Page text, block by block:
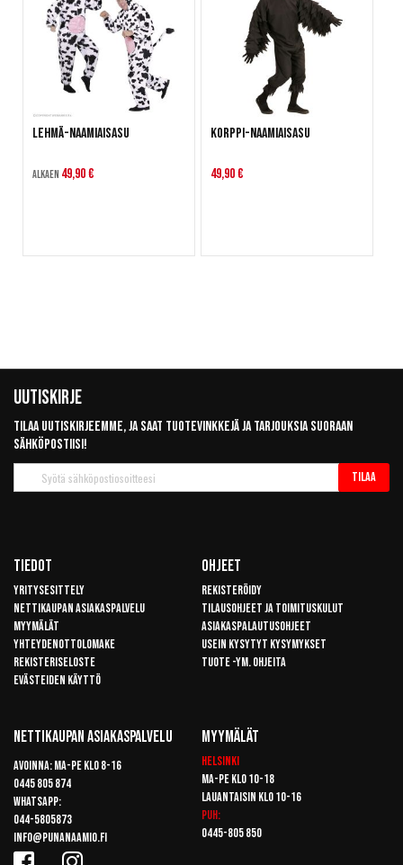
Lehmä-naamiaisasu
Alkaen 49,90 €
Korppi-naamiaisasu
49,90 €
Uutiskirje
Tilaa uutiskirjeemme, ja saat tuotevinkkejä ja tarjouksia suoraan
sähköpostiisi!
uutiskirje
Tilaa
Tiedot
Yritysesittely
Nettikaupan asiakaspalvelu
Myymälät
Yhteydenottolomake
Rekisteriseloste
Evästeiden käyttö
Ohjeet
Rekisteröidy
Tilausohjeet ja toimituskulut
Asiakaspalautusohjeet
Usein kysytyt kysymykset
Tuote -ym. ohjeita
Nettikaupan Asiakaspalvelu
Avoinna: Ma-pe klo 8-16
0445 805 874
Whatsapp:
044-5805873
info@punanaamio.fi
Myymälät
Helsinki
Ma-pe klo 10-18
Lauantaisin klo 10-16
Puh:
0445-805 850